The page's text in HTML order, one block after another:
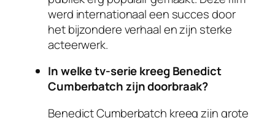
werd internationaal een succes door
het bijzondere verhaal en zijn sterke
acteerwerk.
In welke tv-serie kreeg Benedict
Cumberbatch zijn doorbraak?
Benedict Cumberbatch kreeg zijn grote